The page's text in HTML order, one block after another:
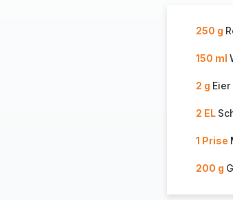
250 g
150 ml
2 g Eier
2 EL
1 Prise
200 g